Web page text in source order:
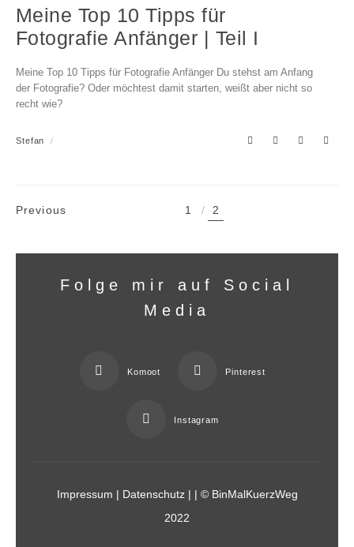
Meine Top 10 Tipps für
Fotografie Anfänger | Teil I
Meine Top 10 Tipps für Fotografie Anfänger Du stehst am Anfang
der Fotografie? Oder möchtest damit starten, weißt aber nicht so
recht wie?
Stefan
Previous 1 2
Folge mir auf Social
Media
Komoot Pinterest
Instagram
Impressum | Datenschutz| | © BinMalKuerzWeg
2022